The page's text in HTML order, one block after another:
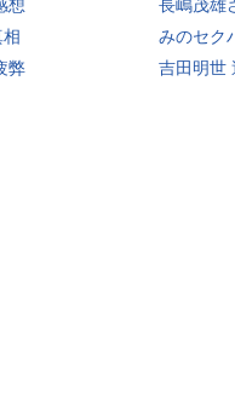
想
長嶋茂雄
みのセク
弊
吉田明世